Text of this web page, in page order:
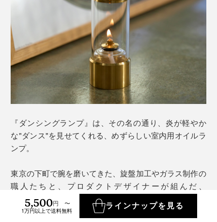
『ダンシングランプ』は、その名の通り、炎が軽やか
な"ダンス"を見せてくれる、めずらしい室内用オイルラ
ンプ。
東京の下町で腕を磨いてきた、旋盤加工やガラス制作の
職人たちと、プロダクトデザイナーが組んだ、
「TOKYO／EAST」による逸品です。
5,500円 〜
1万円以上で送料無料
ラインナップを見る